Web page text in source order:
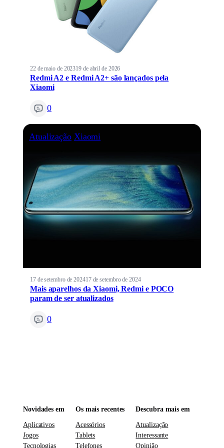
22 de maio de 202319 de abril de 2026
Redmi A2 e Redmi A2+ são lançados pela
Xiaomi
0
Atualização Xiaomi
17 de setembro de 202417 de setembro de 2024
Mais aparelhos da Xiaomi, Redmi e POCO
param de ser atualizados
0
Novidades em
Aplicativos
Jogos
Tecnologias
Os mais recentes
Acessórios
Tablets
Telefones
Descubra mais em
Atualização
Interessante
Opinião